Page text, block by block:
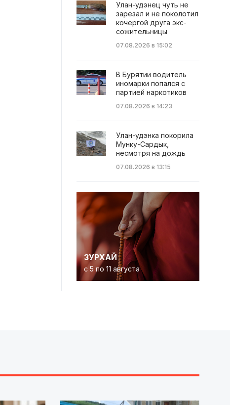
Улан-удэнец чуть не
зарезал и не поколотил
кочергой друга экс-
сожительницы
07.08.2026 в 15:02
В Бурятии водитель
иномарки попался с
партией наркотиков
07.08.2026 в 14:23
Улан-удэнка покорила
Мунку-Сардык,
несмотря на дождь
07.08.2026 в 13:15
ЗУРХАЙ
с 5 по 11 августа